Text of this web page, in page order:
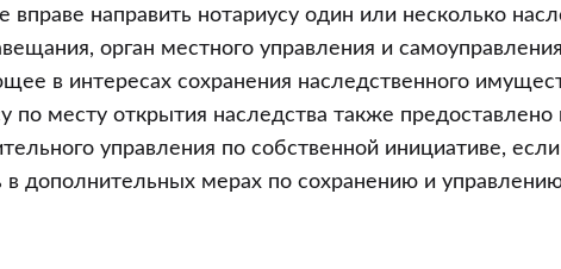
вправе направить нотариусу один или несколько
орган местного управления и
в интересах сохранения наследственного
по месту открытия наследства также предоставлено
управления по собственной инициативе,
в дополнительных мерах по сохранению и